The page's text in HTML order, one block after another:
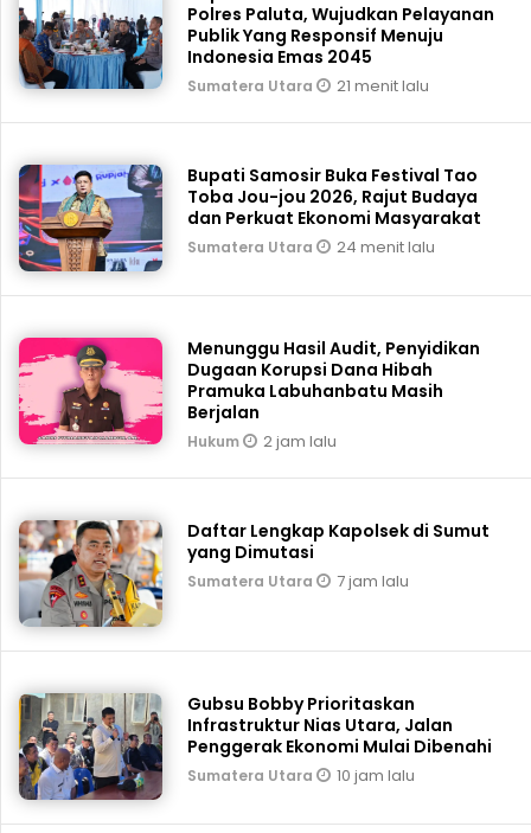
Polres Paluta, Wujudkan Pelayanan
Publik Yang Responsif Menuju
Indonesia Emas 2045
Sumatera Utara 21 menit lalu
Bupati Samosir Buka Festival Tao
Toba Jou-jou 2026, Rajut Budaya
dan Perkuat Ekonomi Masyarakat
Sumatera Utara 24 menit lalu
Menunggu Hasil Audit, Penyidikan
Dugaan Korupsi Dana Hibah
Pramuka Labuhanbatu Masih
Berjalan
Hukum 2 jam lalu
Daftar Lengkap Kapolsek di Sumut
yang Dimutasi
Sumatera Utara 7 jam lalu
Gubsu Bobby Prioritaskan
Infrastruktur Nias Utara, Jalan
Penggerak Ekonomi Mulai Dibenahi
Sumatera Utara 10 jam lalu